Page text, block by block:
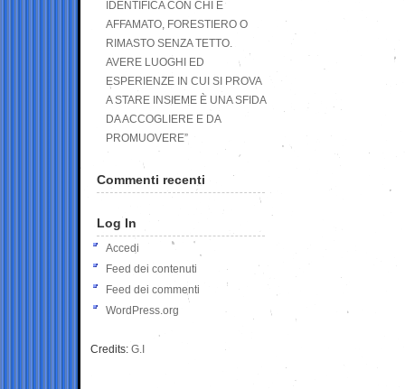
IDENTIFICA CON CHI È
AFFAMATO, FORESTIERO O
RIMASTO SENZA TETTO.
AVERE LUOGHI ED
ESPERIENZE IN CUI SI PROVA
A STARE INSIEME È UNA SFIDA
DA ACCOGLIERE E DA
PROMUOVERE”
Commenti recenti
Log In
Accedi
Feed dei contenuti
Feed dei commenti
WordPress.org
Credits: G.I